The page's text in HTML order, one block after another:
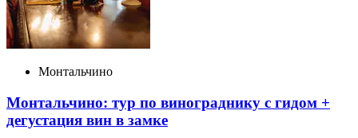
Монтальчино
Монтальчино: тур по винограднику с гидом +
дегустация вин в замке